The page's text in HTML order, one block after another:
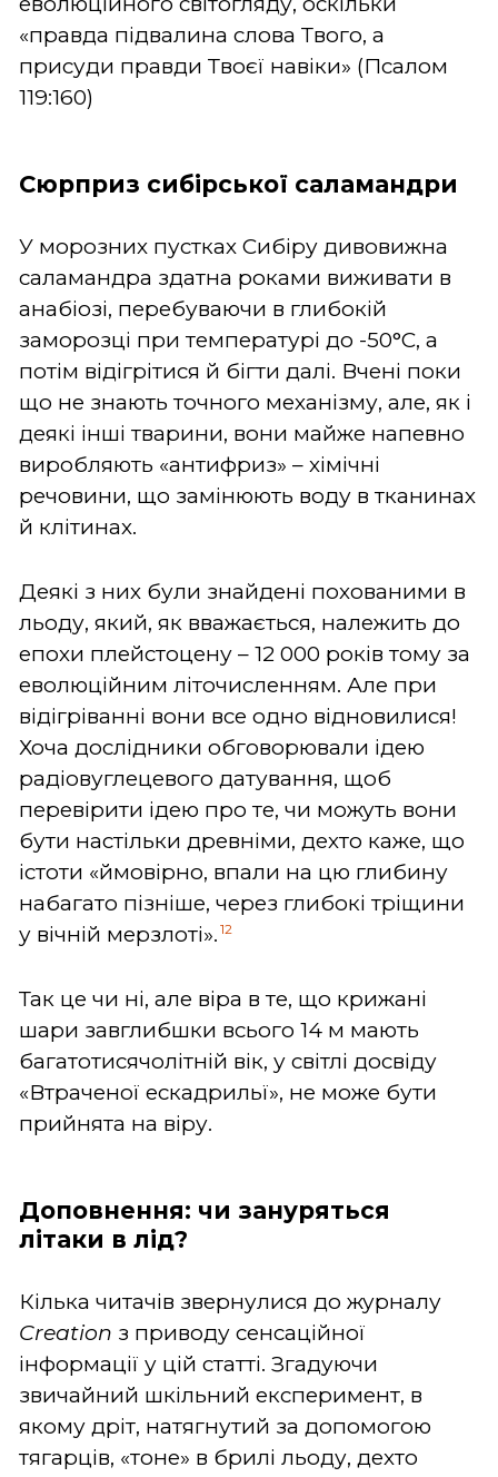
«правда підвалина слова Твого, а
присуди правди Твоєї навіки» (Псалом
119:160)
Сюрприз сибірської саламандри
У морозних пустках Сибіру дивовижна
саламандра здатна роками виживати в
анабіозі, перебуваючи в глибокій
заморозці при температурі до -50°C, а
потім відігрітися й бігти далі. Вчені поки
що не знають точного механізму, але, як і
деякі інші тварини, вони майже напевно
виробляють «антифриз» – хімічні
речовини, що замінюють воду в тканинах
й клітинах.
Деякі з них були знайдені похованими в
льоду, який, як вважається, належить до
епохи плейстоцену – 12 000 років тому за
еволюційним літочисленням. Але при
відігріванні вони все одно відновилися!
Хоча дослідники обговорювали ідею
радіовуглецевого датування, щоб
перевірити ідею про те, чи можуть вони
бути настільки древніми, дехто каже, що
істоти «ймовірно, впали на цю глибину
набагато пізніше, через глибокі тріщини
у вічній мерзлоті». 12
Так це чи ні, але віра в те, що крижані
шари завглибшки всього 14 м мають
багатотисячолітній вік, у світлі досвіду
«Втраченої ескадрильї», не може бути
прийнята на віру.
Доповнення: чи зануряться
літаки в лід?
Кілька читачів звернулися до журналу
Creation з приводу сенсаційної
інформації у цій статті. Згадуючи
звичайний шкільний експеримент, в
якому дріт, натягнутий за допомогою
тягарців, «тоне» в брилі льоду, дехто